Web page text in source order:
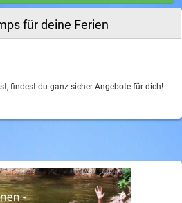
für deine Ferien
findest du ganz sicher Angebote für dich!